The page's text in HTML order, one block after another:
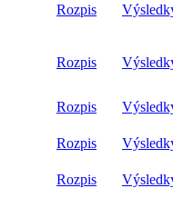
Rozpis
Rozpis
Rozpis
Rozpis
Rozpis